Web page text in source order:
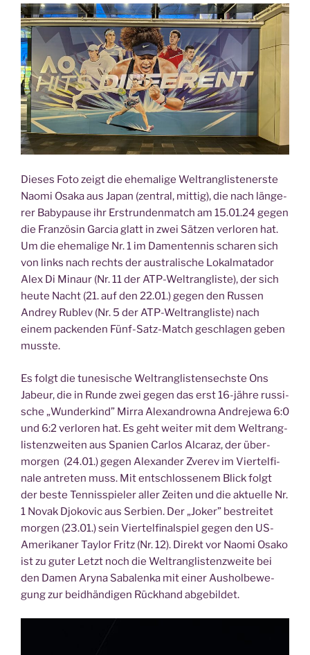
Die­ses Foto zeigt die ehe­ma­li­ge Welt­rang­lis­ten­ers­te
Nao­mi Osa­ka aus Japan (zen­tral, mit­tig), die nach län­ge­
rer Baby­pau­se ihr Erst­run­den­match am 15.01.24 gegen
die Fran­zö­sin Gar­cia glatt in zwei Sät­zen ver­lo­ren hat.
Um die ehe­ma­li­ge Nr. 1 im Damen­ten­nis scha­ren sich
von links nach rechts der aus­tra­li­sche Lokal­ma­ta­dor
Alex Di Min­aur (Nr. 11 der ATP-Welt­rang­lis­te), der sich
heu­te Nacht (21. auf den 22.01.) gegen den Rus­sen
Andrey Rub­lev (Nr. 5 der ATP-Welt­rang­lis­te) nach
einem packen­den Fünf-Satz-Match geschla­gen geben
musste.
Es folgt die tune­si­sche Welt­rang­lis­ten­sechs­te Ons
Jabe­ur, die in Run­de zwei gegen das erst 16-jäh­re rus­si­
sche „Wun­der­kind” Mir­ra Alex­an­d­row­na Andre­je­wa 6:0
und 6:2 ver­lo­ren hat. Es geht wei­ter mit dem Welt­rang­
lis­ten­zwei­ten aus Spa­ni­en Car­los Alca­raz, der über­
mor­gen (24.01.) gegen Alex­an­der Zverev im Vier­tel­fi­
na­le antre­ten muss. Mit ent­schlos­se­nem Blick folgt
der bes­te Ten­nis­spie­ler aller Zei­ten und die aktu­el­le Nr.
1 Novak Djo­ko­vic aus Ser­bi­en. Der „Joker” bestrei­tet
mor­gen (23.01.) sein Vier­tel­fi­nal­spiel gegen den US-
Ame­ri­ka­ner Tay­lor Fritz (Nr. 12). Direkt vor Nao­mi Osa­ko
ist zu guter Letzt noch die Welt­rang­lis­ten­zwei­te bei
den Damen Ary­na Saba­len­ka mit einer Aus­hol­be­we­
gung zur beid­hän­di­gen Rück­hand abgebildet.